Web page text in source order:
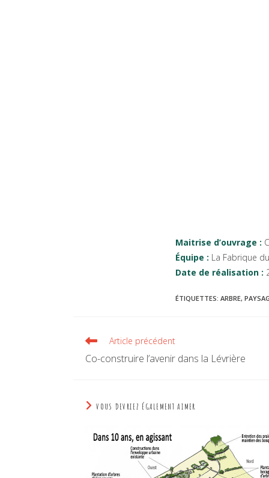
Maitrise d’ouvrage :
Équipe : La Fabrique
Date de réalisation :
ÉTIQUETTES: ARBRE,
Article précédent
Co-construire l’avenir dans la Lévrière
VOUS DEVRIEZ ÉGALEMENT AIMER